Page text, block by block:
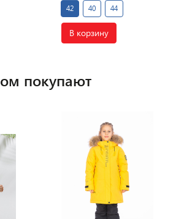
42 40 44
В корзину
покупают